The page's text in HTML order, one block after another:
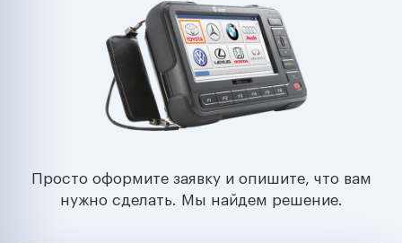
Просто оформите заявку и опишите, что вам
нужно сделать. Мы найдем решение.